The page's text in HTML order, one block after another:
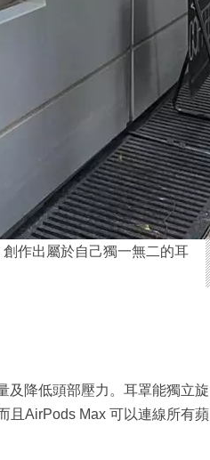
作出屬於自己獨一無二的耳
及降低頭部壓力。耳罩能獨立旋
且AirPods Max 可以連線所有蘋